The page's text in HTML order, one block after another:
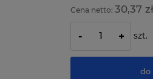
Cena netto:30,37 zł
- + szt.
do